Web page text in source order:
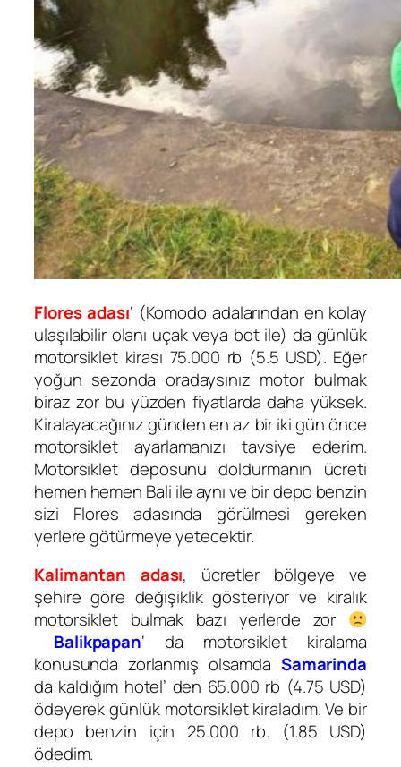
Flores adası‘ (Komodo adalarından en kolay
ulaşılabilir olanı uçak veya bot ile) da günlük
motorsiklet kirası 75.000 rb (5.5 USD). Eğer
yoğun sezonda oradaysınız motor bulmak
biraz zor bu yüzden fiyatlarda daha yüksek.
Kiralayacağınız günden en az bir iki gün önce
motorsiklet ayarlamanızı tavsiye ederim.
Motorsiklet deposunu doldurmanın ücreti
hemen hemen Bali ile aynı ve bir depo benzin
sizi Flores adasında görülmesi gereken
yerlere götürmeye yetecektir.
Kalimantan adası, ücretler bölgeye ve
şehire göre değişiklik gösteriyor ve kiralık
motorsiklet bulmak bazı yerlerde zor
Balikpapan‘ da motorsiklet kiralama
konusunda zorlanmış olsamda Samarinda
da kaldığım hotel’ den 65.000 rb (4.75 USD)
ödeyerek günlük motorsiklet kiraladım. Ve bir
depo benzin için 25.000 rb. (1.85 USD)
ödedim.